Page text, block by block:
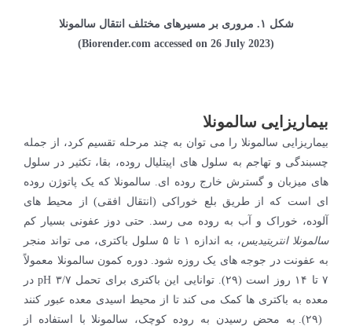
شکل ۱. مروری بر مسیرهای مختلف انتقال سالمونلا
(
Biorender.com accessed on 26 July 2023
)
بیماریزایی سالمونلا
بیماریزایی سالمونلا را می توان به چند مرحله تقسیم کرد، از جمله
چسبندگی و تهاجم به سلول های اپیتلیال روده، بقا، تکثیر در سلول
های میزبان و گسترش خارج روده ای. سالمونلا که یک پاتوژن روده
ای است که از طریق بلع خوراکی (انتقال افقی) از محیط های
آلوده، خوراک و آب به روده می رسد. حتی دوز عفونی بسیار کم
سالمونلا انتریتیدیس
، به اندازه ۱ تا ۵ سلول باکتری، می تواند منجر
به عفونت در جوجه های یک روزه شود. دوره کمون سالمونلا معمولاً
۷ تا ۱۴ روز است (۲۹). توانایی این باکتری برای تحمل pH ۳/۷ در
معده به باکتری ها کمک می کند تا از محیط اسیدی معده عبور کنند
(۲۹). به محض رسیدن به روده کوچک، سالمونلا با استفاده از